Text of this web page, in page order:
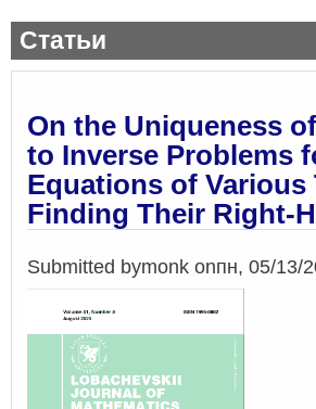
Статьи
On the Uniqueness
to Inverse Problems
Equations of Various
Finding Their Right-
Submitted bymonk onпн, 05/13/